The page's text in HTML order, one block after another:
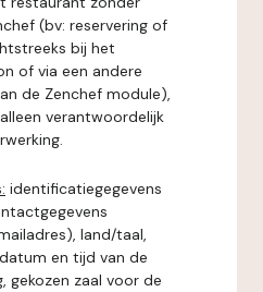
(bv: reservering of
bij het
of via een andere
de Zenchef module),
verantwoordelijk
identificatiegegevens
land/taal,
en tijd van de
gekozen zaal voor de